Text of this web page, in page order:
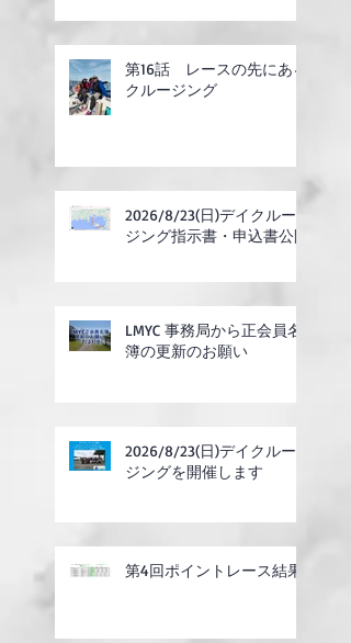
第16話 レースの先にある
クルージング
2026/8/23(日)デイクルー
ジング指示書・申込書公開
LMYC 事務局から正会員名
簿の更新のお願い
2026/8/23(日)デイクルー
ジングを開催します
第4回ポイントレース結果